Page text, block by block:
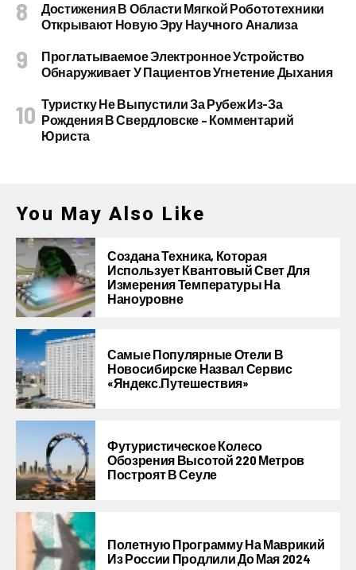
Достижения В Области Мягкой Робототехники
Открывают Новую Эру Научного Анализа
Проглатываемое Электронное Устройство
Обнаруживает У Пациентов Угнетение Дыхания
Туристку Не Выпустили За Рубеж Из-За
Рождения В Свердловске – Комментарий
Юриста
You May Also Like
Создана Техника, Которая
Использует Квантовый Свет Для
Измерения Температуры На
Наноуровне
Самые Популярные Отели В
Новосибирске Назвал Сервис
«Яндекс.Путешествия»
Футуристическое Колесо
Обозрения Высотой 220 Метров
Построят В Сеуле
Полетную Программу На Маврикий
Из России Продлили До Мая 2024